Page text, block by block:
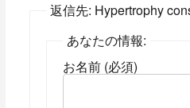
返信先: Hypertrophy
あなたの情報:
お名前 (必須)